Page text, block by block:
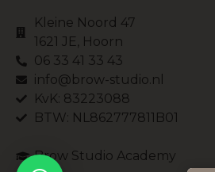
Kleine Noord 47
1621 JE, Hoorn
06 33 41 33 43
info@brow-studio.nl
KvK: 83223088
BTW: NL862777811B01
Brow Studio Academy